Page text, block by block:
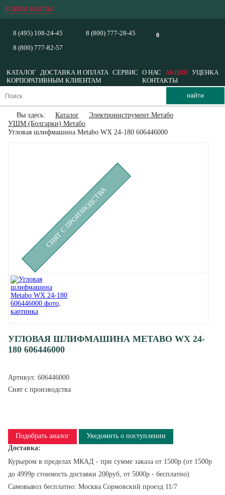
РЕЖИМ РАБОТЫ
0
8 (495) 108-24-45
8 (800) 777-82-57
8 (800) 777-28-45
КАТАЛОГ ДОСТАВКА И ОПЛАТА СЕРВИС О НАС АКЦИИ УЦЕНКА
КОРПОРАТИВНЫМ КЛИЕНТАМ
КОНТАКТЫ
Вы здесь: Каталог
Электроинструмент Метабо
УШМ (Болгарки) Метабо
Угловая шлифмашина Metabo WX 24-180 606446000
СНЯТ С ПРОИЗВОДСТВА
УГЛОВАЯ ШЛИФМАШИНА METABO WX 24-
180 606446000
Артикул: 606446000
Снят с производства
Подобрать аналог
Уведомить о поступлении
Доставка:
Курьером в пределах МКАД - при сумме заказа от 1500р (от 1500р
до 4999р стоимость доставки 200руб, от 5000р - бесплатно)
Самовывоз бесплатно: Москва Сормовский проезд 11/7